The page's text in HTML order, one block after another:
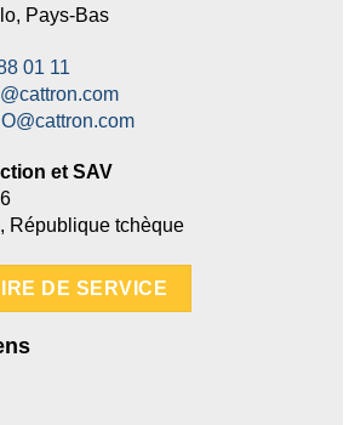
Pays-Bas
01 11
et SAV
République tchèque
DE SERVICE